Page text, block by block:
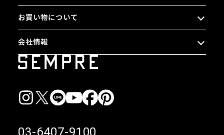
お買い物について
会社情報
03-6407-9100